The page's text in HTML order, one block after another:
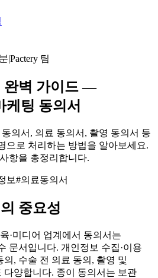
분|Pactery 팀
완벽 가이드 —
케팅 동의서
의서, 의료 동의서, 촬영 동의서 등
으로 처리하는 방법을 알아보세요.
항을 총정리합니다.
보#의료동의서
중요성
·미디어 업계에서 동의서는
문서입니다. 개인정보 수집·이용
, 수술 전 의료 동의, 촬영 및
다양합니다. 종이 동의서는 보관